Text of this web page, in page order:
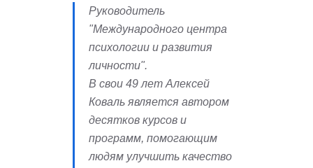
Руководитель
"Международного центра
психологии и развития
личности".
В свои 49 лет Алексей
Коваль является автором
десятков курсов и
программ, помогающим
людям улучшить качество